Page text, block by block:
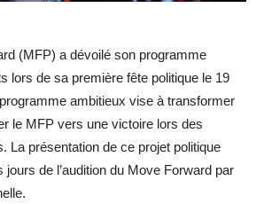
(MFP) a dévoilé son programme
lors de sa première fête politique le 19
ambitieux vise à transformer
le MFP vers une victoire lors des
La présentation de ce projet politique
jours de l’audition du Move Forward par